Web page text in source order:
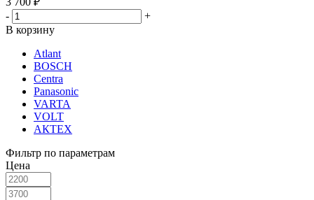
-
+
В корзину
Atlant
BOSCH
Centra
Panasonic
VARTA
VOLT
АКТЕХ
Фильтр по параметрам
Цена